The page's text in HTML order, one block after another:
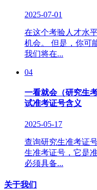
2025-07-01
在这个考验人才水
机会。 但是，你可
我们将在...
04
一看就会（研究生
试准考证号含义
2025-05-17
查询研究生准考证
生准考证号，它是
必须具备...
关于我们